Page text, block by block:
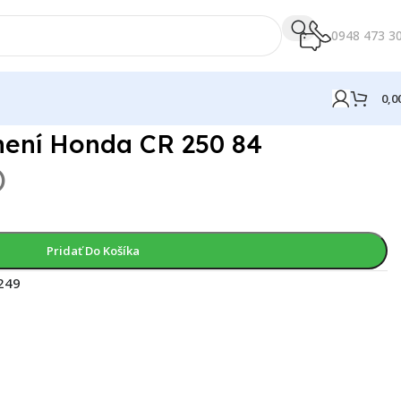
0948 473
Honda CR 250 84
Pridať Do Košíka